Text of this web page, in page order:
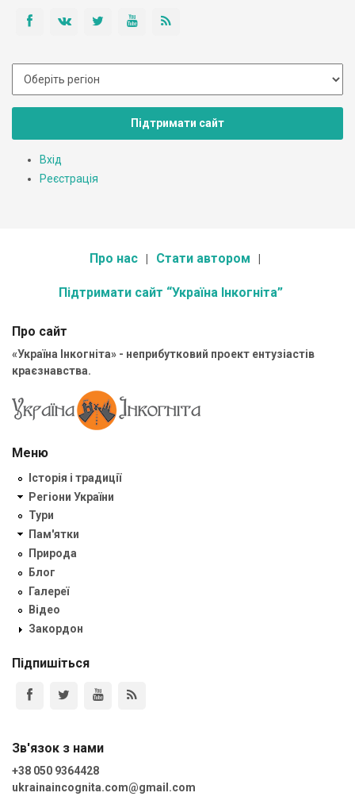
Підтримати сайт
Вхід
Реєстрація
Про нас Стати автором
Підтримати сайт “Україна Інкогніта”
Про сайт
«Україна Інкогніта» - неприбутковий проект ентузіастів
краєзнавства.
Меню
Історія і традиції
Регіони України
Тури
Пам'ятки
Природа
Блог
Галереї
Відео
Закордон
Підпишіться
Зв'язок з нами
+38 050 9364428
ukrainaincognita.com@gmail.com